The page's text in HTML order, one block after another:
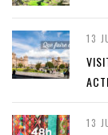
13
13